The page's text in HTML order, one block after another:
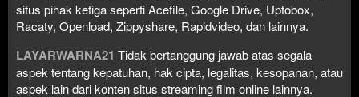
situs pihak ketiga seperti Acefile, Google Drive, Uptobox,
Racaty, Openload, Zippyshare, Rapidvideo, dan lainnya.
LAYARWARNA21 Tidak bertanggung jawab atas segala
aspek tentang kepatuhan, hak cipta, legalitas, kesopanan, atau
aspek lain dari konten situs streaming film online lainnya.